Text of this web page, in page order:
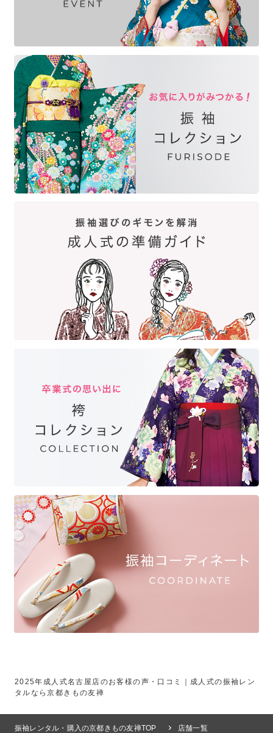
2025年成人式名古屋店のお客様の声・口コミ｜成人式の振袖レン
タルなら京都きもの友禅
振袖レンタル・購入の京都きもの友禅TOP
店舗一覧